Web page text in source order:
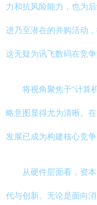
力和抗风险能力，也为
进乃至潜在的并购活动
这无疑为讯飞数码在竞
将视角聚焦于“计算
略意图显得尤为清晰。
发展已成为构建核心竞
从硬件层面看，资
代与创新。无论是面向